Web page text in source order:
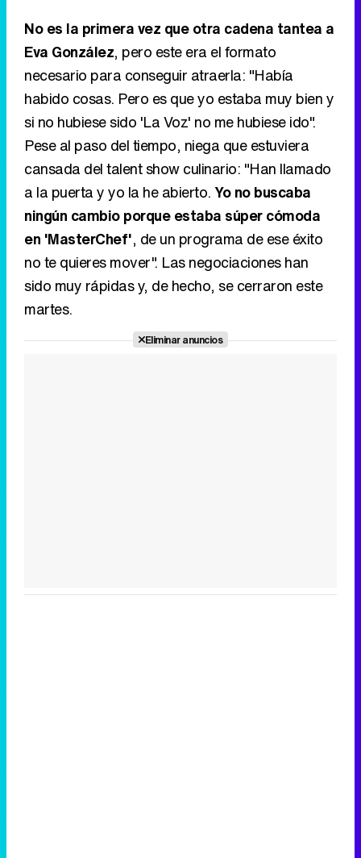
No es la primera vez que otra cadena tantea a
Eva González, pero este era el formato
necesario para conseguir atraerla: "Había
habido cosas. Pero es que yo estaba muy bien y
si no hubiese sido 'La Voz' no me hubiese ido".
Pese al paso del tiempo, niega que estuviera
cansada del talent show culinario: "Han llamado
a la puerta y yo la he abierto. Yo no buscaba
ningún cambio porque estaba súper cómoda
en 'MasterChef', de un programa de ese éxito
no te quieres mover". Las negociaciones han
sido muy rápidas y, de hecho, se cerraron este
martes.
Eliminar anuncios